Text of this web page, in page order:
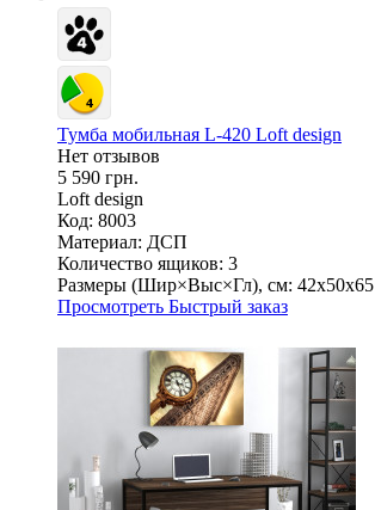
Тумба мобильная L-420 Loft design
Нет отзывов
5 590 грн.
Loft design
Код: 8003
Материал: ДСП
Количество ящиков: 3
Размеры (Шир×Выс×Гл), см: 42х50х65
Просмотреть Быстрый заказ